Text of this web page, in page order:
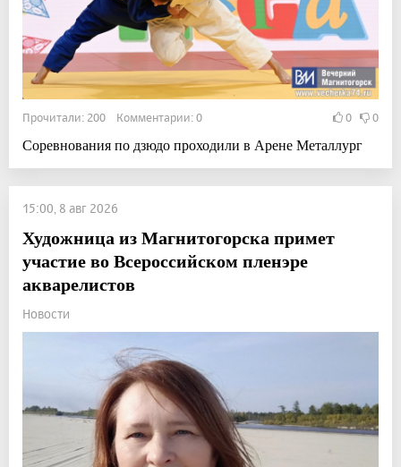
Прочитали: 200 Комментарии: 0 0 0
Соревнования по дзюдо проходили в Арене Металлург
15:00, 8 авг 2026
Художница из Магнитогорска примет
участие во Всероссийском пленэре
акварелистов
Новости